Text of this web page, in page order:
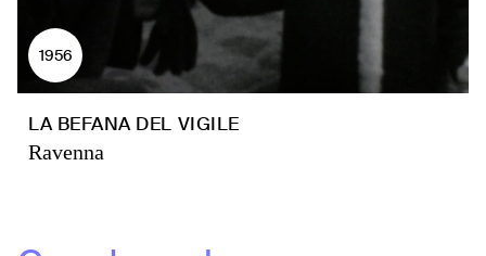
1956
LA BEFANA DEL VIGILE
Ravenna